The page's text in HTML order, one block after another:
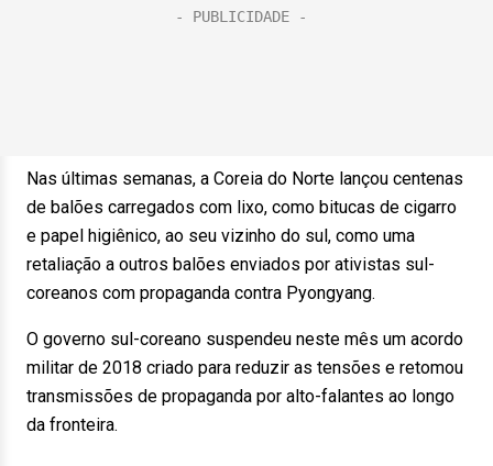
Nas últimas semanas, a Coreia do Norte lançou centenas
de balões carregados com lixo, como bitucas de cigarro
e papel higiênico, ao seu vizinho do sul, como uma
retaliação a outros balões enviados por ativistas sul-
coreanos com propaganda contra Pyongyang.
O governo sul-coreano suspendeu neste mês um acordo
militar de 2018 criado para reduzir as tensões e retomou
transmissões de propaganda por alto-falantes ao longo
da fronteira.